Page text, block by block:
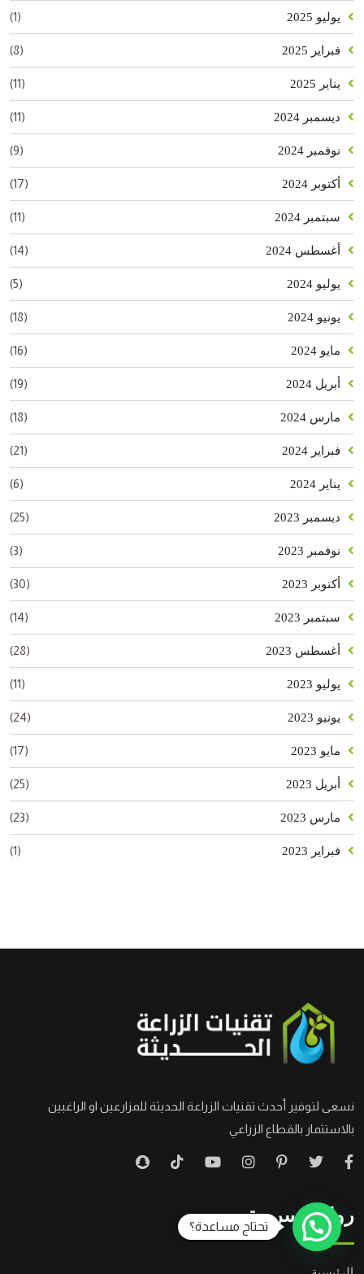
يوليو 2025 (1)
فبراير 2025 (8)
يناير 2025 (11)
ديسمبر 2024 (11)
نوفمبر 2024 (9)
أكتوبر 2024 (17)
سبتمبر 2024 (11)
أغسطس 2024 (14)
يوليو 2024 (5)
يونيو 2024 (18)
مايو 2024 (16)
أبريل 2024 (19)
مارس 2024 (18)
فبراير 2024 (21)
يناير 2024 (6)
ديسمبر 2023 (25)
نوفمبر 2023 (3)
أكتوبر 2023 (30)
سبتمبر 2023 (14)
أغسطس 2023 (28)
يوليو 2023 (11)
يونيو 2023 (24)
مايو 2023 (17)
أبريل 2023 (25)
مارس 2023 (23)
فبراير 2023 (1)
نسعى لتوفير أحدث تقنيات الزراعة الحديثة للمزارعين او الراغبين
بالاستثمار بالقطاع الزراعي
روابط سريعة
تحتاج مساعدة؟